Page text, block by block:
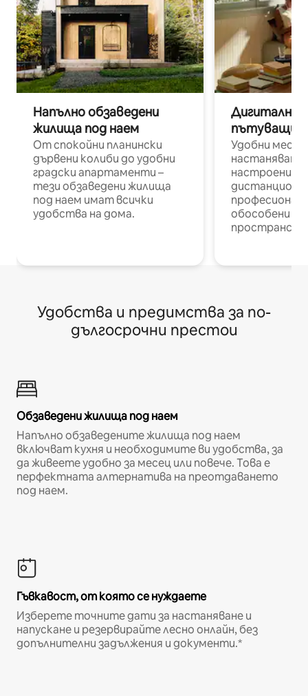
Напълно обзаведени
жилища под наем
От спокойни планински
дървени колиби до удобни
градски апартаменти –
тези обзаведени жилища
под наем имат всички
удобства на дома.
Дигитални
пътуващи
Удобни
настаняване
настроени и
обособени
Удобства и предимства за по-
дългосрочни престои
Обзаведени жилища под наем
Напълно обзаведените жилища под наем
включват кухня и необходимите ви удобства, за
да живеете удобно за месец или повече. Това е
перфектната алтернатива на преотдаването
под наем.
Гъвкавост, от която се нуждаете
Изберете точните дати за настаняване и
напускане и резервирайте лесно онлайн, без
допълнителни задължения и документи.*